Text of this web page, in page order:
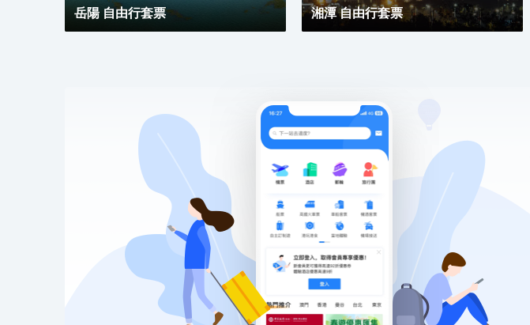
岳陽 自由行套票 湘潭 自由行套票